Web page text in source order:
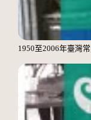
1950至2006年臺灣